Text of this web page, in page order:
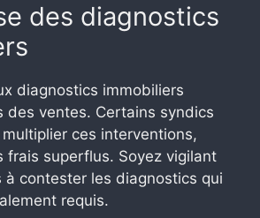
des diagnostics
diagnostics immobiliers
des ventes. Certains syndics
ces interventions,
frais superflus. Soyez vigilant
à contester les diagnostics qui
requis.